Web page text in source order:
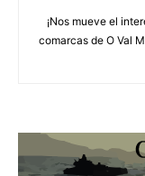
¡Nos mueve el
comarcas de O Val